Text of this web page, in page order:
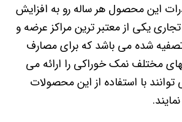
این محصول هر ساله رو به افزایش
یکی از معتبر ترین مراکز عرضه و
شده می باشد که برای مصارف
مختلف نمک خوراکی را ارائه می
با استفاده از این محصولات